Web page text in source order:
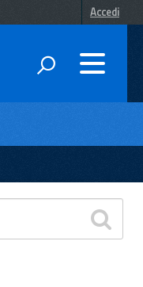
Accedi